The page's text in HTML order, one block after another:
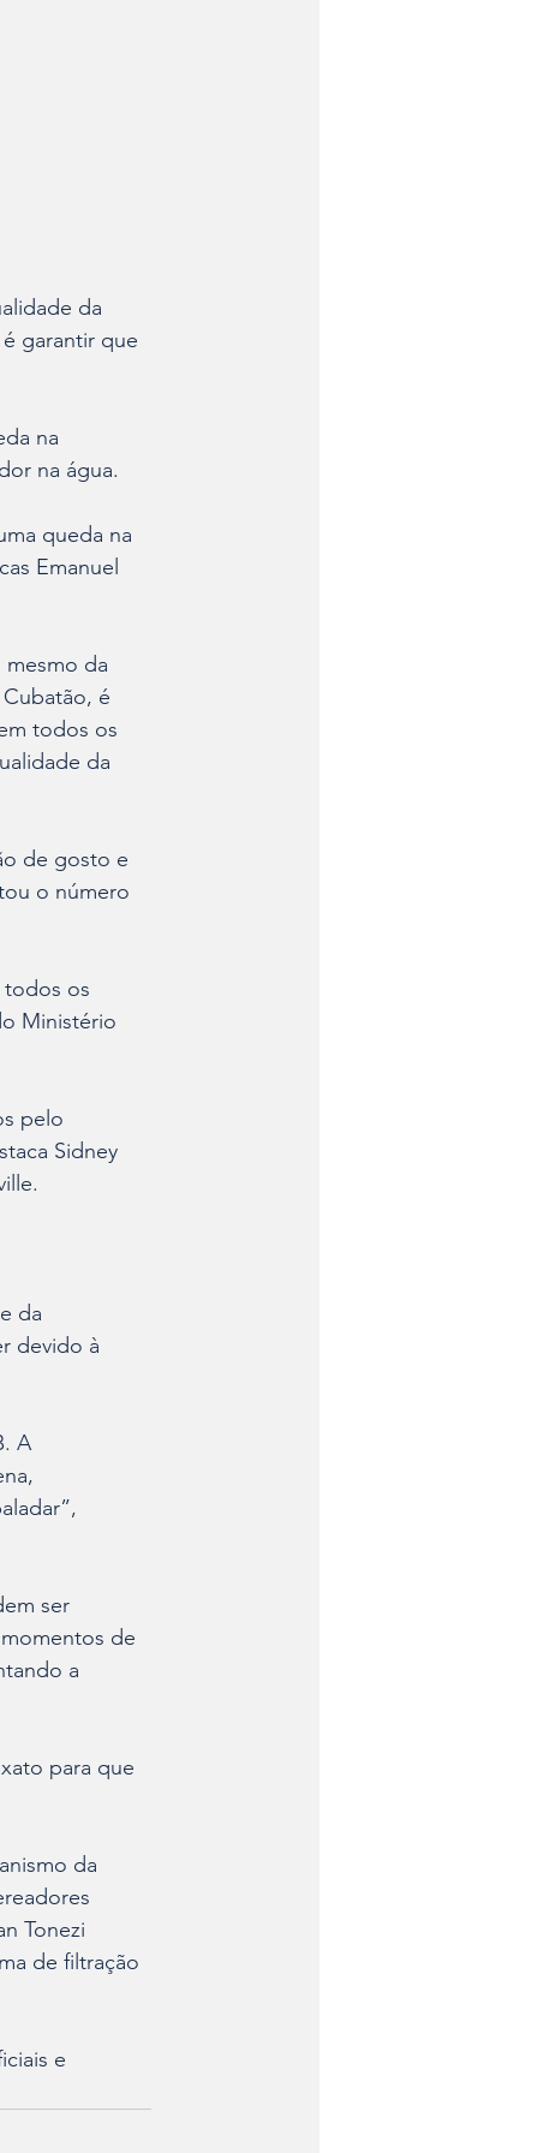
da
garantir que
na água.
queda na
Emanuel
da
é
todos os
da
de gosto e
o número
todos os
Ministério
pelo
Sidney
da
devido à
A
ser
de
a
para que
da
Tonezi
de filtração
e